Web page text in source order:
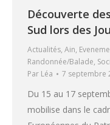
Découverte
Sud lors des
Actualités, Ain,
Randonnée/Balade,
Par Léa 7 septembre
Du 15 au 17
mobilise dans le